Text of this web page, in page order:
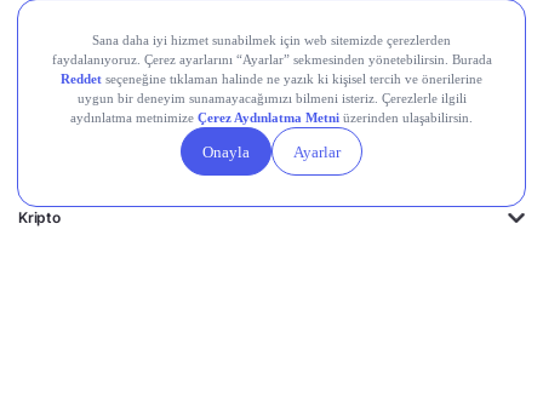
Midas'ın Kulakları
Midas Akademi
Borsa Terimleri
Kripto